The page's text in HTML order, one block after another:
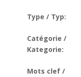
Type / Typ:
Catégorie /
Kategorie:
Mots clef /